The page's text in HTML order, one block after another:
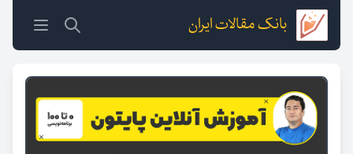
بانک مقالات ایران